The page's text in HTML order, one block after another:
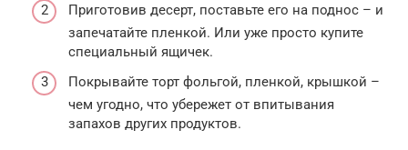
Приготовив десерт, поставьте его на поднос – и
запечатайте пленкой. Или уже просто купите
специальный ящичек.
Покрывайте торт фольгой, пленкой, крышкой –
чем угодно, что убережет от впитывания
запахов других продуктов.